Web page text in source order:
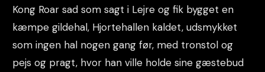
Kong Roar sad som sagt i Lejre og fik bygget en
kæmpe gildehal, Hjortehallen kaldet, udsmykket
som ingen hal nogen gang før, med tronstol og
pejs og pragt, hvor han ville holde sine gæstebud